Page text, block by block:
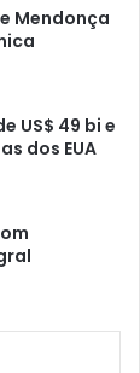
Mendonça
US$ 49 bi e
dos EUA